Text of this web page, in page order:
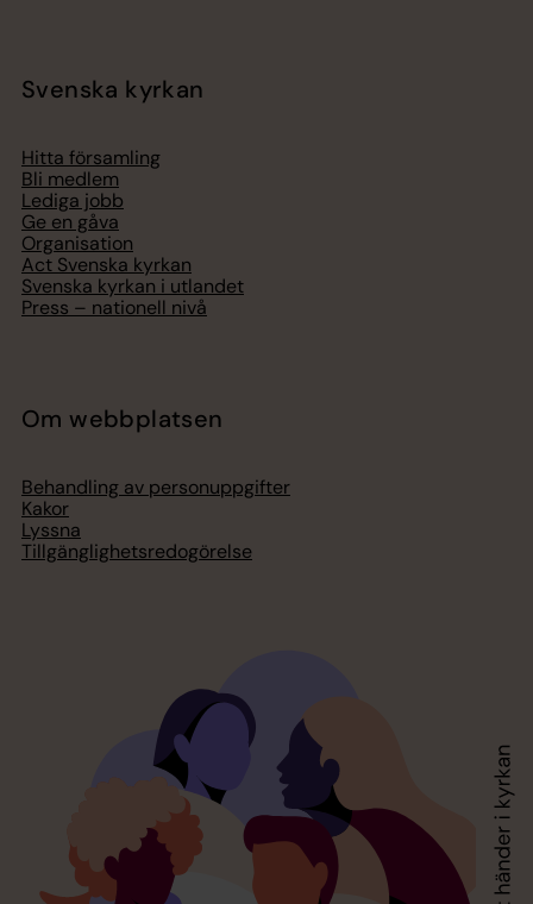
Svenska kyrkan
Hitta församling
Bli medlem
Lediga jobb
Ge en gåva
Organisation
Act Svenska kyrkan
Svenska kyrkan i utlandet
Press – nationell nivå
Om webbplatsen
Behandling av personuppgifter
Kakor
Lyssna
Tillgänglighetsredogörelse